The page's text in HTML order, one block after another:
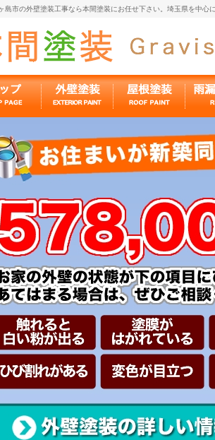
島市の外壁塗装工事なら本間塗装にお任せ下さい。埼玉県を中